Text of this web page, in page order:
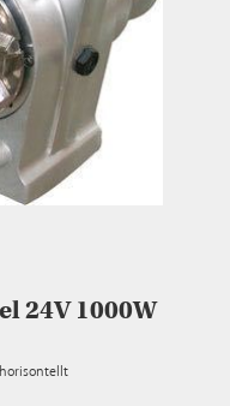
24V 1000W